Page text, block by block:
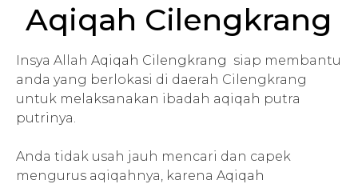
Aqiqah Cilengkrang
Insya Allah Aqiqah Cilengkrang siap membantu
anda yang berlokasi di daerah Cilengkrang
untuk melaksanakan ibadah aqiqah putra
putrinya.
Anda tidak usah jauh mencari dan capek
mengurus aqiqahnya, karena Aqiqah